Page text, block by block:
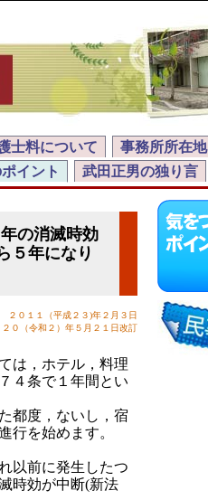
士料について 事務所所在地
イント 武田正男の独り言
の消滅時効
５年になり
２０１１（平成２３)年２月３日
２０（令和２）年５月２１日改訂
は，ホテル，料理
４条で１年間とい
都度，ないし，宿
行を始めます。
以前に発生したつ
時効が中断(新法